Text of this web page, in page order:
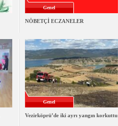
Genel
NÖBETÇİ ECZANELER
Genel
Vezirköprü’de iki ayrı yangın korkuttu